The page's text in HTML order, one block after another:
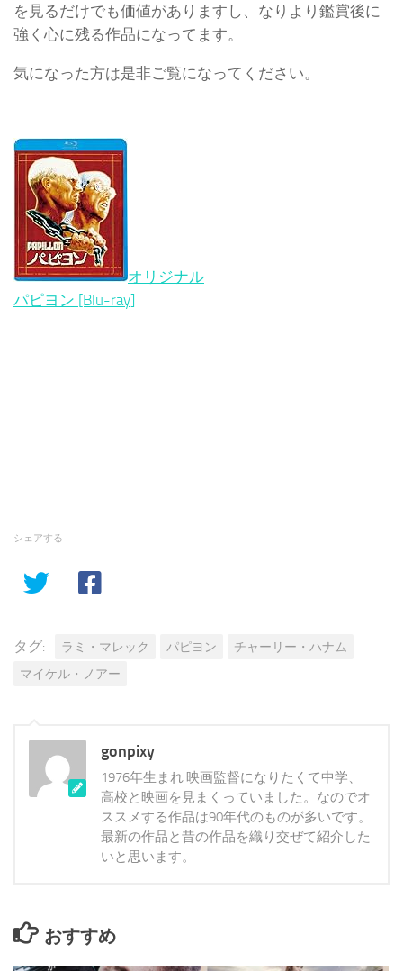
を見るだけでも価値がありますし、なりより鑑賞後に
強く心に残る作品になってます。
気になった方は是非ご覧になってください。
オリジナル
パピヨン [Blu-ray]
シェアする
タグ: ラミ・マレック パピヨン
チャーリー・ハナム
マイケル・ノアー
gonpixy
1976年生まれ 映画監督になりたくて中学、
高校と映画を見まくっていました。なのでオ
ススメする作品は90年代のものが多いです。
最新の作品と昔の作品を織り交ぜて紹介した
いと思います。
おすすめ